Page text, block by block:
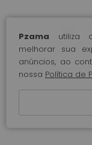
Pzama utiliza
melhorar sua
anúncios, ao
nossa Política de